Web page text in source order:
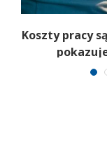
Koszty pracy